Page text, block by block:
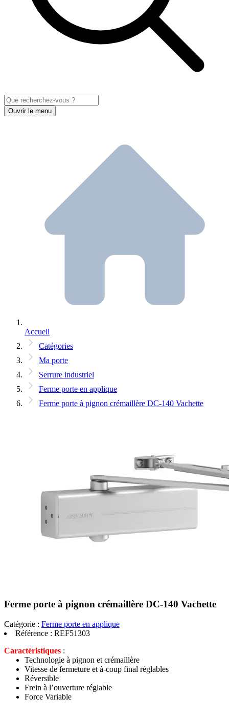
Ouvrir le menu
Accueil
Catégories
Ma porte
Serrure industriel
Ferme porte en applique
Ferme porte à pignon crémaillère DC-140 Vachette
Ferme porte à pignon crémaillère DC-140 Vachette
Catégorie : Ferme porte en applique
Référence : REF51303
Caractéristiques :
Technologie à pignon et crémaillère
Vitesse de fermeture et à-coup final réglables
Réversible
Frein à l’ouverture réglable
Force Variable